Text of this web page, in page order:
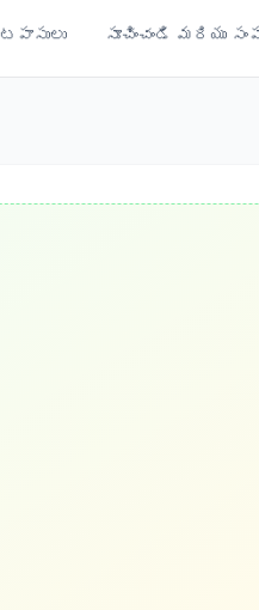
టపాసులు సూచించండి మరియు